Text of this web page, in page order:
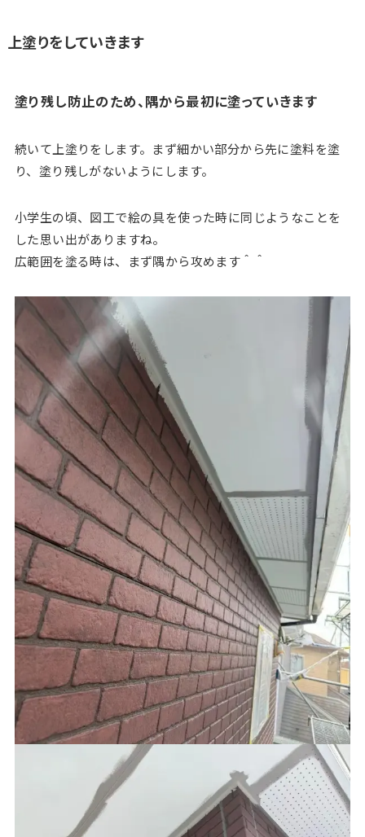
上塗りをしていきます
塗り残し防止のため、隅から最初に塗っていきます
続いて上塗りをします。まず細かい部分から先に塗料を塗
り、塗り残しがないようにします。
小学生の頃、図工で絵の具を使った時に同じようなことを
した思い出がありますね。
広範囲を塗る時は、まず隅から攻めます＾＾